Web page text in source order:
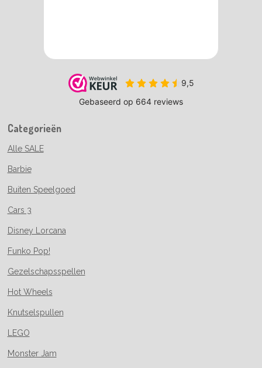
Categorieën
Alle SALE
Barbie
Buiten Speelgoed
Cars 3
Disney Lorcana
Funko Pop!
Gezelschapsspellen
Hot Wheels
Knutselspullen
LEGO
Monster Jam